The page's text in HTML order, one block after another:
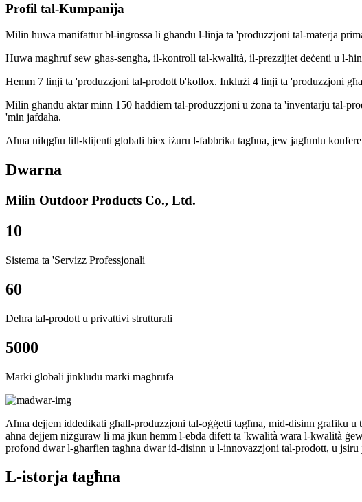
Profil tal-Kumpanija
Milin huwa manifattur bl-ingrossa li għandu l-linja ta 'produzzjoni tal-materja
Huwa magħruf sew għas-sengħa, il-kontroll tal-kwalità, il-prezzijiet deċenti u l-
Hemm 7 linji ta 'produzzjoni tal-prodott b'kollox. Inklużi 4 linji ta 'produzzjoni
Milin għandu aktar minn 150 ħaddiem tal-produzzjoni u żona ta 'inventarju tal-
'min jafdaha.
Aħna nilqgħu lill-klijenti globali biex iżuru l-fabbrika tagħna, jew jagħmlu
Dwarna
Milin Outdoor Products Co., Ltd.
10
Sistema ta 'Servizz Professjonali
60
Dehra tal-prodott u privattivi strutturali
5000
Marki globali jinkludu marki magħrufa
Aħna dejjem iddedikati għall-produzzjoni tal-oġġetti tagħna, mid-disinn grafiku
aħna dejjem niżguraw li ma jkun hemm l-ebda difett ta 'kwalità wara l-kwalità
profond dwar l-għarfien tagħna dwar id-disinn u l-innovazzjoni tal-prodott, u
L-istorja tagħna